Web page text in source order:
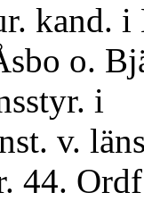
kand.
o.
i
v.
44.